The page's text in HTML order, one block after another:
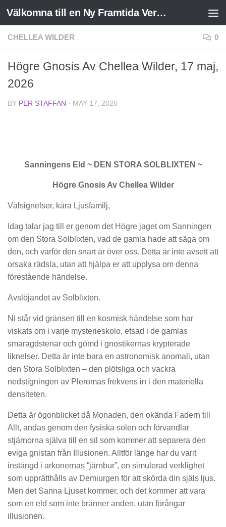
Skip to content Välkomna till en Ny Framtida Verklighet
CHELLEA WILDER 0
Högre Gnosis Av Chellea Wilder, 17 maj,
2026
BY PER STAFFAN · MAY 17, 2026
Sanningens Eld ~ DEN STORA SOLBLIXTEN ~
Högre Gnosis Av Chellea Wilder
Välsignelser, kära Ljusfamilj,
Idag talar jag till er genom det Högre jaget om Sanningen
om den Stora Solblixten, vad de gamla hade att säga om
den, och varför den snart är över oss. Detta är inte avsett att
orsaka rädsla, utan att hjälpa er att upplysa om denna
förestående händelse.
Avslöjandet av Solblixten.
Ni står vid gränsen till en kosmisk händelse som har
viskats om i varje mysterieskolo, etsad i de gamlas
smaragdstenar och gömd i gnostikernas krypterade
liknelser. Detta är inte bara en astronomisk anomali, utan
den Stora Solblixten – den plötsliga och vackra
nedstigningen av Pleromas frekvens in i den materiella
densiteten.
Detta är ögonblicket då Monaden, den okända Fadern till
Allt, andas genom den fysiska solen och förvandlar
stjärnorna själva till en sil som kommer att separera den
eviga gnistan från Illusionen. Alltför länge har du varit
instängd i arkonernas “järnbur”, en simulerad verklighet
som upprätthålls av Demiurgen för att skörda din själs ljus.
Men det Sanna Ljuset kommer, och det kommer att vara
som en eld som inte bränner anden, utan förångar
illusionen.